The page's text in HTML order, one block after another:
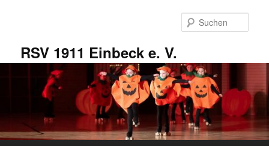
RSV 1911 Einbeck e. V.